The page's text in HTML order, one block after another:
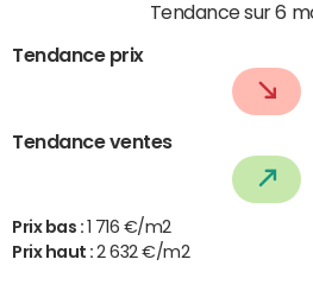
Tendance sur 6
Tendance prix
Tendance ventes
Prix bas :
1 716 €/m2
Prix haut :2 632 €/m2